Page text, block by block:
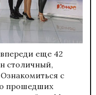
еще 42
столичный,
с
прошедших